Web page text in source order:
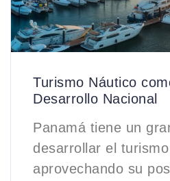
Turismo Náutico
Desarrollo Nacional
Panamá tiene un
desarrollar el
aprovechando su